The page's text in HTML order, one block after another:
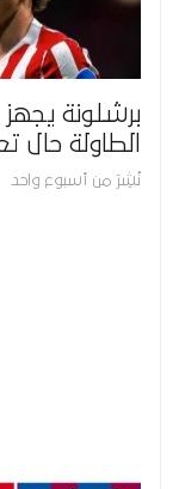
برشلونة
الطاولة حال
نُشِرَ من أسبوع واحد